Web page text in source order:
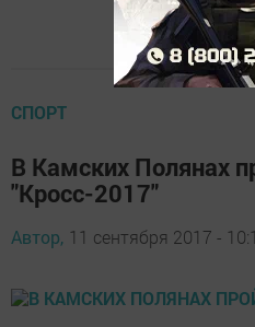
СПОРТ
В Камских Полянах
"Кросс-2017"
Автор, 11 сентября 2017 -